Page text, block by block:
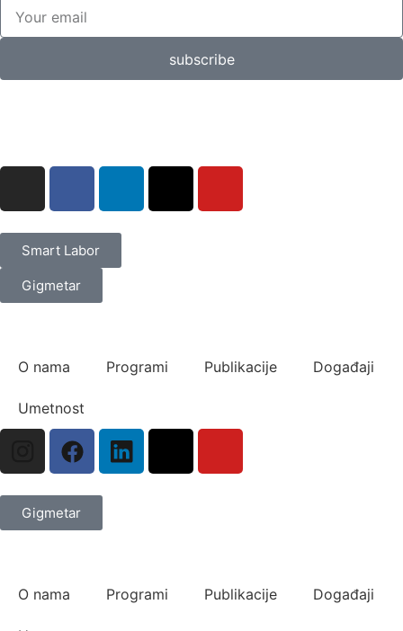
subscribe
Smart Labor
Gigmetar
O nama Programi Publikacije Događaji
Umetnost
Gigmetar
O nama Programi Publikacije Događaji